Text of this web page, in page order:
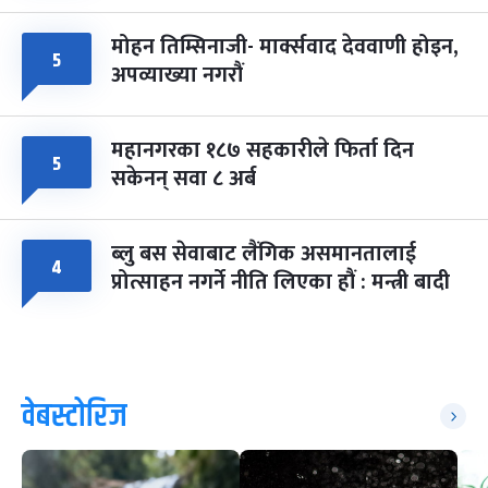
५ मोहन तिम्सिनाजी- मार्क्सवाद देववाणी होइन,
अपव्याख्या नगरौं
५ महानगरका १८७ सहकारीले फिर्ता दिन
सकेनन् सवा ८ अर्ब
४ ब्लु बस सेवाबाट लैंगिक असमानतालाई
प्रोत्साहन नगर्ने नीति लिएका हौं : मन्त्री बादी
वेबस्टोरिज